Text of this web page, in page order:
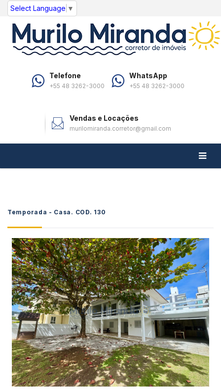
Select Language ▼
Telefone
+55 48 3262-3000
WhatsApp
+55 48 3262-3000
Vendas e Locações
murilomiranda.corretor@gmail.com
Temporada - Casa. COD. 130